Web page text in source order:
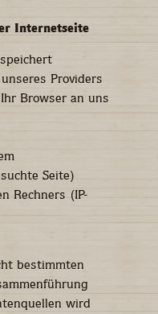
Internetseite
Providers
Browser an uns
Seite)
Rechners (IP-
bestimmten
wird